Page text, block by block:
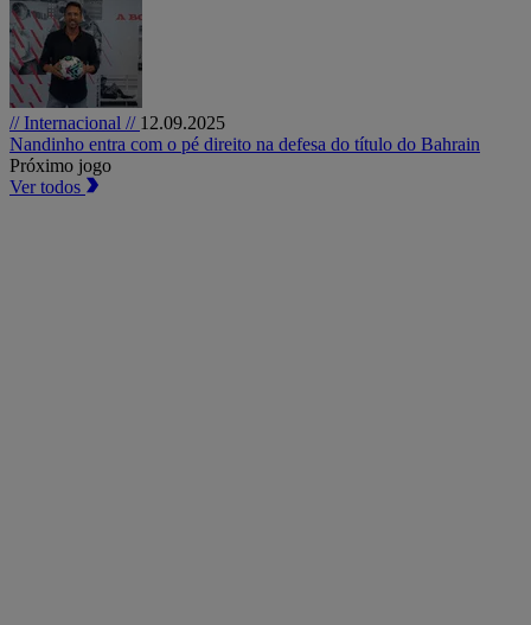
// Internacional // 12.09.2025
Nandinho entra com o pé direito na defesa do título do Bahrain
Próximo jogo
Ver todos